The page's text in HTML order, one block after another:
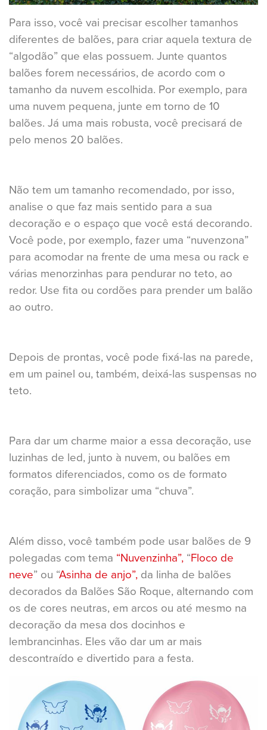
Para isso, você vai precisar escolher tamanhos
diferentes de balões, para criar aquela textura de
“algodão” que elas possuem. Junte quantos
balões forem necessários, de acordo com o
tamanho da nuvem escolhida. Por exemplo, para
uma nuvem pequena, junte em torno de 10
balões. Já uma mais robusta, você precisará de
pelo menos 20 balões.
Não tem um tamanho recomendado, por isso,
analise o que faz mais sentido para a sua
decoração e o espaço que você está decorando.
Você pode, por exemplo, fazer uma “nuvenzona”
para acomodar na frente de uma mesa ou rack e
várias menorzinhas para pendurar no teto, ao
redor. Use fita ou cordões para prender um balão
ao outro.
Depois de prontas, você pode fixá-las na parede,
em um painel ou, também, deixá-las suspensas no
teto.
Para dar um charme maior a essa decoração, use
luzinhas de led, junto à nuvem, ou balões em
formatos diferenciados, como os de formato
coração, para simbolizar uma “chuva”.
Além disso, você também pode usar balões de 9
polegadas com tema “Nuvenzinha”, “Floco de
neve” ou “Asinha de anjo”, da linha de balões
decorados da Balões São Roque, alternando com
os de cores neutras, em arcos ou até mesmo na
decoração da mesa dos docinhos e
lembrancinhas. Eles vão dar um ar mais
descontraído e divertido para a festa.